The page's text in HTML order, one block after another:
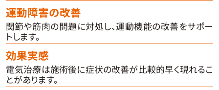
運動障害の改善
関節や筋肉の問題に対処し、運動機能の改善をサポー
トします。
効果実感
電気治療は施術後に症状の改善が比較的早く現れるこ
とがあります。